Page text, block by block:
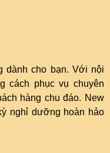
dành cho bạn. Với nội
cách phục vụ chuyên
hàng chu đáo. New
nghỉ dưỡng hoàn hảo